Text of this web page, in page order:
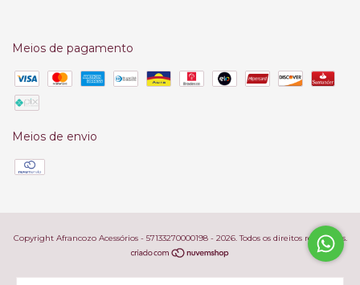
Meios de pagamento
Meios de envio
Copyright Afrancozo Acessórios - 57133270000198 - 2026. Todos os direitos reservados.